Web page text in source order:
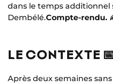
dans le temps
Dembélé.Compte-rendu.
LE CONTEXTE
Après deux semaines